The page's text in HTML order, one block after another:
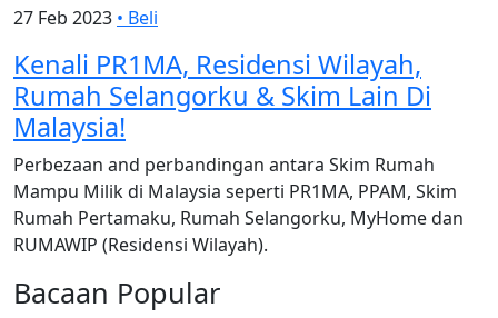
27 Feb 2023 • Beli
Kenali PR1MA, Residensi Wilayah,
Rumah Selangorku & Skim Lain Di
Malaysia!
Perbezaan and perbandingan antara Skim Rumah
Mampu Milik di Malaysia seperti PR1MA, PPAM, Skim
Rumah Pertamaku, Rumah Selangorku, MyHome dan
RUMAWIP (Residensi Wilayah).
Bacaan Popular